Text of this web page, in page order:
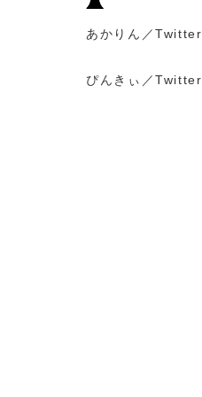
あかりん／Twitter
ぴんきぃ／Twitter